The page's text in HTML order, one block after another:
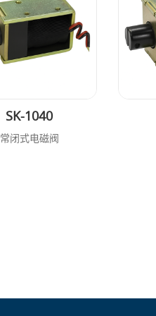
SK-1040
常闭式电磁阀